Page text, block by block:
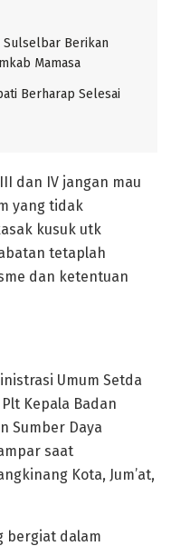
Sulselbar Berikan
Mamasa
Berharap Selesai
dan IV jangan mau
yang tidak
kusuk utk
tetaplah
dan ketentuan
Umum Setda
Kepala Badan
Sumber Daya
saat
Kota, Jum’at,
bergiat dalam